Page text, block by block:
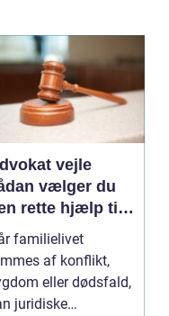
vejle
vælger du
rette hjælp til
familielivet
af konflikt,
eller dødsfald,
juridiske